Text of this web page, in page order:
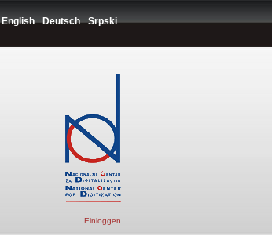
English Deutsch Srpski
Einloggen